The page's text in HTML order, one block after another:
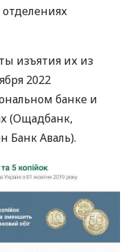
изъятия их из
2022
банке и
(Ощадбанк,
Банк Аваль).